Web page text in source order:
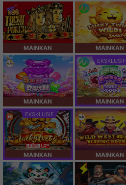
MAINKAN MAINKAN
MAINKAN
EKSKLUSIF
MAINKAN
EKSKLUSIF
MAINKAN MAINKAN